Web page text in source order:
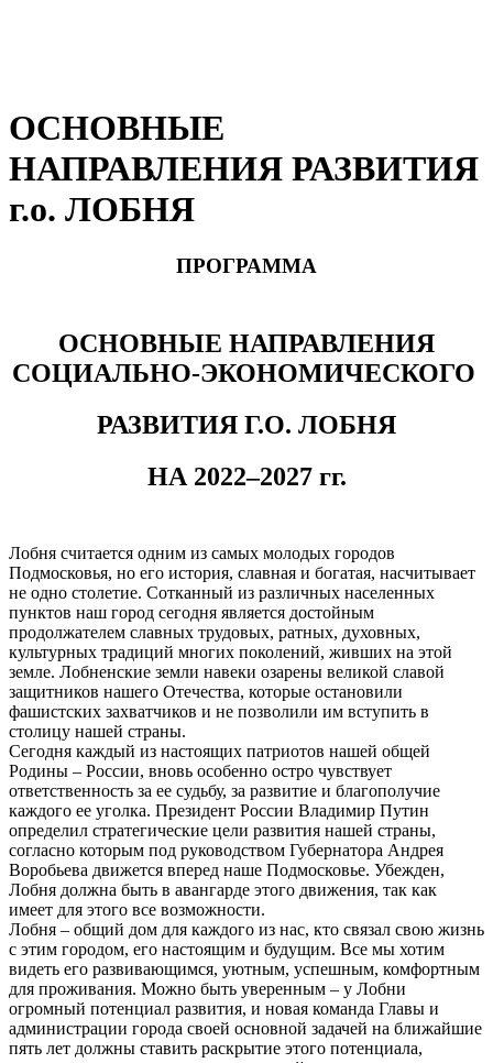
ОСНОВНЫЕ
НАПРАВЛЕНИЯ РАЗВИТИЯ
г.о. ЛОБНЯ
ПРОГРАММА
ОСНОВНЫЕ НАПРАВЛЕНИЯ
СОЦИАЛЬНО-ЭКОНОМИЧЕСКОГО
РАЗВИТИЯ Г.О. ЛОБНЯ
НА 2022–2027 гг.
Лобня считается одним из самых молодых городов
Подмосковья, но его история, славная и богатая, насчитывает
не одно столетие. Сотканный из различных населенных
пунктов наш город сегодня является достойным
продолжателем славных трудовых, ратных, духовных,
культурных традиций многих поколений, живших на этой
земле. Лобненские земли навеки озарены великой славой
защитников нашего Отечества, которые остановили
фашистских захватчиков и не позволили им вступить в
столицу нашей страны.
Сегодня каждый из настоящих патриотов нашей общей
Родины – России, вновь особенно остро чувствует
ответственность за ее судьбу, за развитие и благополучие
каждого ее уголка. Президент России Владимир Путин
определил стратегические цели развития нашей страны,
согласно которым под руководством Губернатора Андрея
Воробьева движется вперед наше Подмосковье. Убежден,
Лобня должна быть в авангарде этого движения, так как
имеет для этого все возможности.
Лобня – общий дом для каждого из нас, кто связал свою жизнь
с этим городом, его настоящим и будущим. Все мы хотим
видеть его развивающимся, уютным, успешным, комфортным
для проживания. Можно быть уверенным – у Лобни
огромный потенциал развития, и новая команда Главы и
администрации города своей основной задачей на ближайшие
пять лет должны ставить раскрытие этого потенциала,